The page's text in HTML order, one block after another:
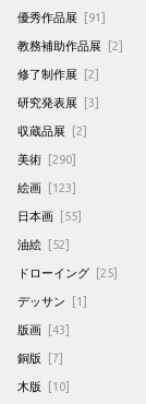
優秀作品展 [91]
教務補助作品展 [2]
修了制作展 [2]
研究発表展 [3]
収蔵品展 [2]
美術 [290]
絵画 [123]
日本画 [55]
油絵 [52]
ドローイング [25]
デッサン [1]
版画 [43]
銅版 [7]
木版 [10]